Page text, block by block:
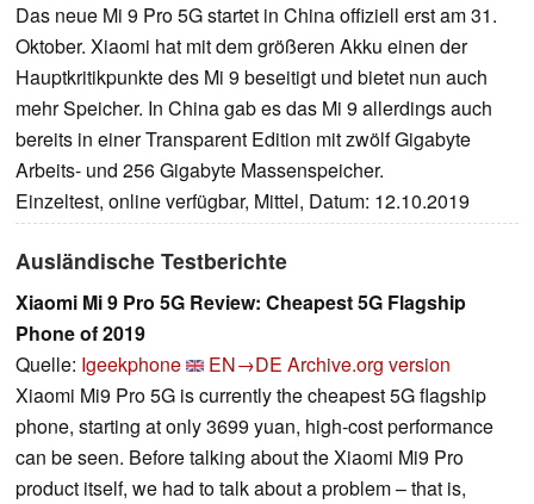
Das neue Mi 9 Pro 5G startet in China offiziell erst am 31.
Oktober. Xiaomi hat mit dem größeren Akku einen der
Hauptkritikpunkte des Mi 9 beseitigt und bietet nun auch
mehr Speicher. In China gab es das Mi 9 allerdings auch
bereits in einer Transparent Edition mit zwölf Gigabyte
Arbeits- und 256 Gigabyte Massenspeicher.
Einzeltest, online verfügbar, Mittel, Datum: 12.10.2019
Ausländische Testberichte
Xiaomi Mi 9 Pro 5G Review: Cheapest 5G Flagship
Phone of 2019
Quelle: Igeekphone EN→DE Archive.org version
Xiaomi Mi9 Pro 5G is currently the cheapest 5G flagship
phone, starting at only 3699 yuan, high-cost performance
can be seen. Before talking about the Xiaomi Mi9 Pro
product itself, we had to talk about a problem – that is,